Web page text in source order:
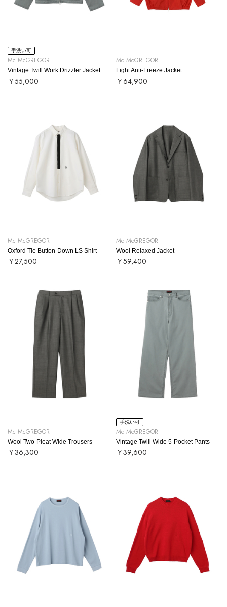
手洗い可
Mc McGREGOR
Vintage Twill Work Drizzler Jacket
￥55,000
Mc McGREGOR
Light Anti-Freeze Jacket
￥64,900
Mc McGREGOR
Oxford Tie Button-Down LS Shirt
￥27,500
Mc McGREGOR
Wool Relaxed Jacket
￥59,400
Mc McGREGOR
Wool Two-Pleat Wide Trousers
￥36,300
手洗い可
Mc McGREGOR
Vintage Twill Wide 5-Pocket Pants
￥39,600